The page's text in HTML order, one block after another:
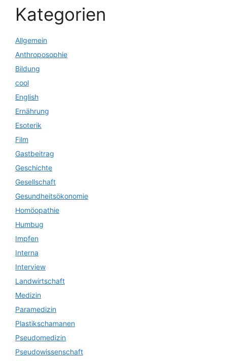
Kategorien
Allgemein
Anthroposophie
Bildung
cool
English
Ernährung
Esoterik
Film
Gastbeitrag
Geschichte
Gesellschaft
Gesundheitsökonomie
Homöopathie
Humbug
Impfen
Interna
Interview
Landwirtschaft
Medizin
Paramedizin
Plastikschamanen
Pseudomedizin
Pseudowissenschaft